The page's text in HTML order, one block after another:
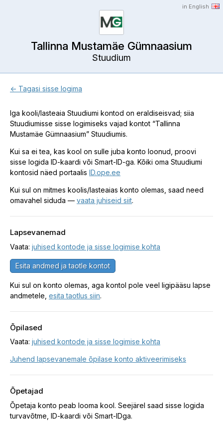
in English
Tallinna Mustamäe Gümnaasium
Stuudium
← Tagasi sisse logima
Iga kooli/lasteaia Stuudiumi kontod on eraldiseisvad; siia
Stuudiumisse sisse logimiseks vajad kontot “Tallinna
Mustamäe Gümnaasium” Stuudiumis.
Kui sa ei tea, kas kool on sulle juba konto loonud, proovi
sisse logida ID-kaardi või Smart-ID-ga. Kõiki oma Stuudiumi
kontosid näed portaalis ID.ope.ee
Kui sul on mitmes koolis/lasteaias konto olemas, saad need
omavahel siduda — vaata juhiseid siit.
Lapsevanemad
Vaata: juhised kontode ja sisse logimise kohta
Esita andmed ja taotle kontot
Kui sul on konto olemas, aga kontol pole veel ligipääsu lapse
andmetele, esita taotlus siin.
Õpilased
Vaata: juhised kontode ja sisse logimise kohta
Juhend lapsevanemale õpilase konto aktiveerimiseks
Õpetajad
Õpetaja konto peab looma kool. Seejärel saad sisse logida
turvavõtme, ID-kaardi või Smart-IDga.